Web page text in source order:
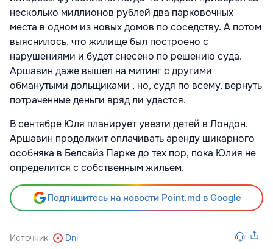
несколько миллионов рублей два парковочных
места в одном из новых домов по соседству. А потом
выяснилось, что жилище был построено с
нарушениями и будет снесено по решению суда.
Аршавин даже вышел на митинг с другими
обманутыми дольщиками , но, судя по всему, вернуть
потраченные деньги вряд ли удастся.
В сентябре Юля планирует увезти детей в Лондон.
Аршавин продолжит оплачивать аренду шикарного
особняка в Белсайз Парке до тех пор, пока Юлия не
определится с собственным жильем.
Подпишитесь на новости Point.md в Google
Источник Dni